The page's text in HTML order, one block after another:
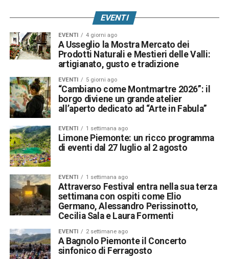
EVENTI
EVENTI 4 giorni ago
A Usseglio la Mostra Mercato dei
Prodotti Naturali e Mestieri delle Valli:
artigianato, gusto e tradizione
EVENTI 5 giorni ago
“Cambiano come Montmartre 2026”: il
borgo diviene un grande atelier
all’aperto dedicato ad “Arte in Fabula”
EVENTI 1 settimana ago
Limone Piemonte: un ricco programma
di eventi dal 27 luglio al 2 agosto
EVENTI 1 settimana ago
Attraverso Festival entra nella sua terza
settimana con ospiti come Elio
Germano, Alessandro Perissinotto,
Cecilia Sala e Laura Formenti
EVENTI 2 settimane ago
A Bagnolo Piemonte il Concerto
sinfonico di Ferragosto